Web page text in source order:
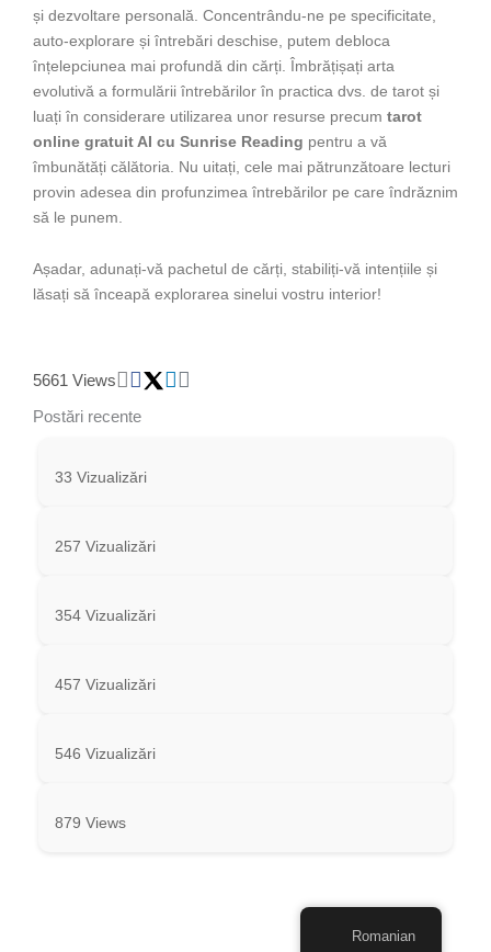
și dezvoltare personală. Concentrându-ne pe specificitate,
auto-explorare și întrebări deschise, putem debloca
înțelepciunea mai profundă din cărți. Îmbrățișați arta
evolutivă a formulării întrebărilor în practica dvs. de tarot și
luați în considerare utilizarea unor resurse precum tarot
online gratuit AI cu Sunrise Reading pentru a vă
îmbunătăți călătoria. Nu uitați, cele mai pătrunzătoare lecturi
provin adesea din profunzimea întrebărilor pe care îndrăznim
să le punem.
Așadar, adunați-vă pachetul de cărți, stabiliți-vă intențiile și
lăsați să înceapă explorarea sinelui vostru interior!
5661 Views
Postări recente
33 Vizualizări
257 Vizualizări
354 Vizualizări
457 Vizualizări
546 Vizualizări
879 Views
Romanian